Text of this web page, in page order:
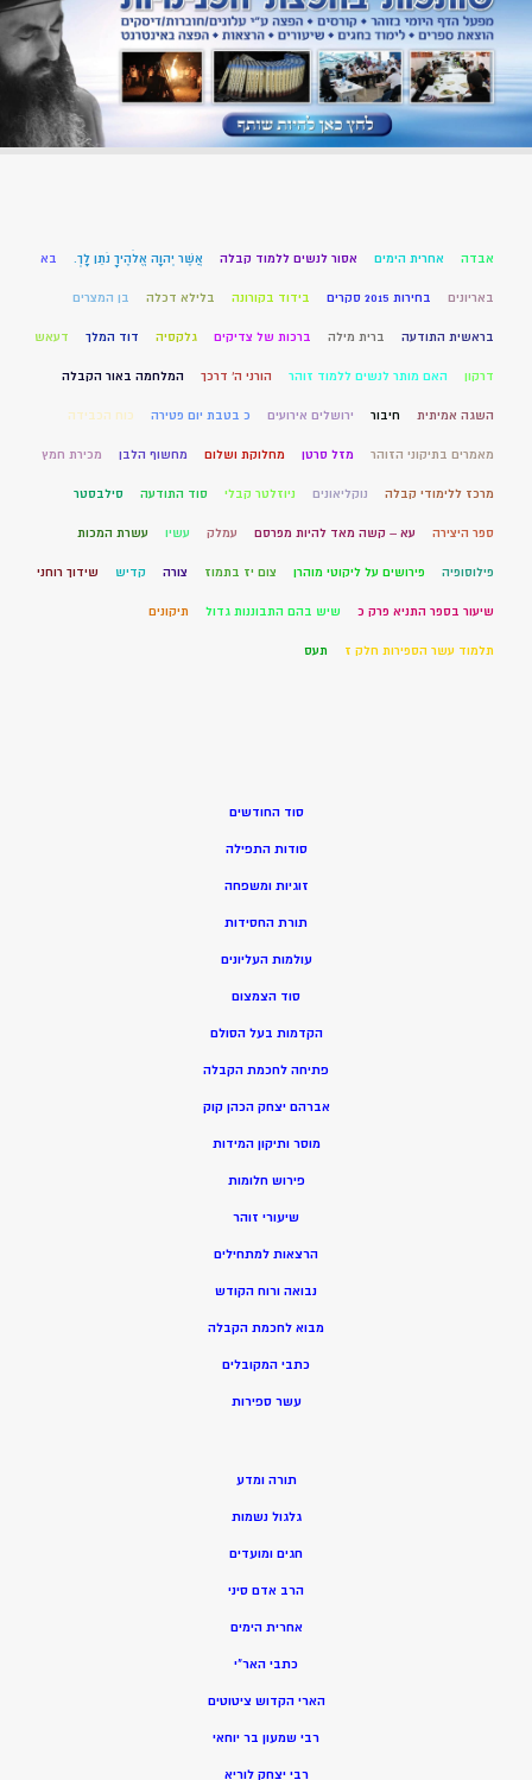
אבדה אחרית הימים אסור לנשים ללמוד קבלה אֲשֶׁר יְהוָה אֱלֹהֶיךָ נֹתֵן לָךְ. בא
באריונים בחירות 2015 סקרים בידוד בקורונה בלילא דכלה בן המצרים
בראשית התודעה ברית מילה ברכות של צדיקים גלקסיה דוד המלך דעאש
דרקון האם מותר לנשים ללמוד זוהר הורני ה' דרכך המלחמה באור הקבלה
השגה אמיתית חיבור ירושלים אירועים כ בטבת יום פטירה כוח הכבידה
מאמרים בתיקוני הזוהר מזל סרטן מחלוקת ושלום מחשוף הלבן מכירת חמץ
מרכז ללימודי קבלה נוקליאונים ניוזלטר קבלי סוד התודעה סילבסטר
ספר היצירה עא – קשה מאד להיות מפרסם עמלק עשיו עשרת המכות
פילוסופיה פירושים על ליקוטי מוהרן צום יז בתמוז צורה קדיש שידוך רוחני
שיעור בספר התניא פרק כ שיש בהם התבוננות גדול תיקונים
תלמוד עשר הספירות חלק ז תעס
סוד החודשים
סודות התפילה
זוגיות ומשפחה
תורת החסידות
עולמות העליונים
סוד הצמצום
הקדמות בעל הסולם
פתיחה לחכמת הקבלה
אברהם יצחק הכהן קוק
מוסר ותיקון המידות
פירוש חלומות
שיעורי זוהר
הרצאות למתחילים
נבואה ורוח הקודש
מבוא לחכמת הקבלה
כתבי המקובלים
עשר ספירות
תורה ומדע
גלגול נשמות
חגים ומועדים
הרב אדם סיני
אחרית הימים
כתבי האר”י
הארי הקדוש ציטוטים
רבי שמעון בר יוחאי
רבי יצחק לוריא